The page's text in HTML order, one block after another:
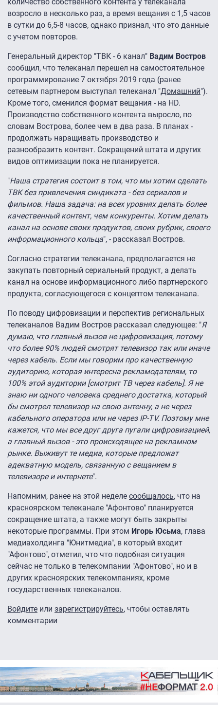
количество собственного контента у телеканала
возросло в несколько раз, а время вещания с 1,5 часов
в сутки до 6,5-8 часов, однако признал, что это данные
с учетом повторов.
Генеральный директор "ТВК - 6 канал" Вадим Востров
сообщил, что телеканал перешел на самостоятельное
программирование 7 октября 2019 года (ранее
сетевым партнером выступал телеканал "Домашний").
Кроме того, сменился формат вещания - на HD.
Производство собственного контента выросло, по
словам Вострова, более чем в два раза. В планах -
продолжать наращивать производство и
разнообразить контент. Сокращений штата и других
видов оптимизации пока не планируется.
"Наша стратегия состоит в том, что мы хотим сделать
ТВК без привлечения синдиката - без сериалов и
фильмов. Наша задача: на всех уровнях делать более
качественный контент, чем конкуренты. Хотим делать
канал на основе своих продуктов, своих рубрик, своего
информационного кольца", - рассказал Востров.
Согласно стратегии телеканала, предполагается не
закупать повторный сериальный продукт, а делать
канал на основе информационного либо партнерского
продукта, согласующегося с концептом телеканала.
По поводу цифровизации и перспектив региональных
телеканалов Вадим Востров рассказал следующее: "Я
думаю, что главный вызов не цифровизация, потому
что более 90% людей смотрят телевизор так или иначе
через кабель. Если мы говорим про качественную
аудиторию, которая интересна рекламодателям, то
100% этой аудитории [смотрит ТВ через кабель]. Я не
знаю ни одного человека среднего достатка, который
бы смотрел телевизор на свою антенну, а не через
кабельного оператора или не через IP-TV. Поэтому мне
кажется, что мы все друг друга пугали цифровизацией,
а главный вызов - это происходящее на рекламном
рынке. Выживут те медиа, которые предложат
адекватную модель, связанную с вещанием в
телевизоре и интернете".
Напомним, ранее на этой неделе сообщалось, что на
красноярском телеканале "Афонтово" планируется
сокращение штата, а также могут быть закрыты
некоторые программы. При этом Игорь Юсьма, глава
медиахолдинга "Юнитмедиа", в который входит
"Афонтово", отметил, что что подобная ситуация
сейчас не только в телекомпании "Афонтово", но и в
других красноярских телекомпаниях, кроме
государственных телеканалов.
Войдите или зарегистрируйтесь, чтобы оставлять
комментарии